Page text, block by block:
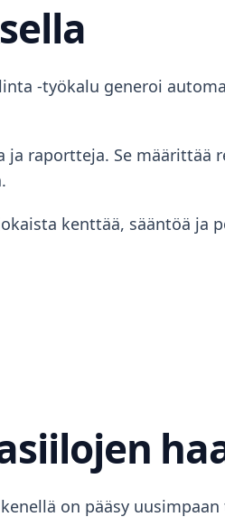
-työkalu generoi
raportteja. Se määrittää
kenttää, sääntöä ja
on pääsy